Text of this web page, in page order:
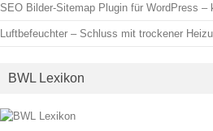
SEO Bilder-Sitemap Plugin für WordPress –
Luftbefeuchter – Schluss mit trockener
BWL Lexikon